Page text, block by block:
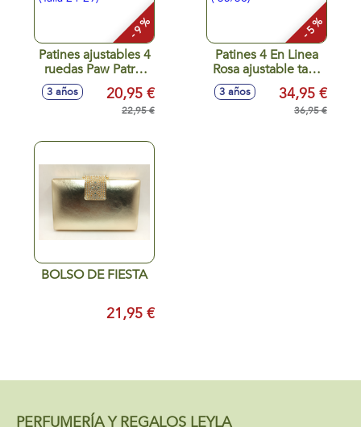
- 9 %
Patines ajustables 4
ruedas Paw Patrol
(Talla 24-29)
3 años 20,95 €
22,95 €
- 5 %
Patines 4 En Linea
Rosa ajustable talla
m ( 35/38)
3 años 34,95 €
36,95 €
BOLSO DE FIESTA
21,95 €
PERFUMERÍA Y REGALOS LEYLA